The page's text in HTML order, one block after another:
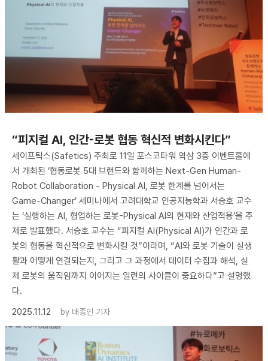
“피지컬 AI, 인간-로봇 협동 혁신적 변화시킨다”
세이프틱스(Safetics) 주최로 11일 포스코타워 역삼 3층 이벤트홀에
서 개최된 ‘협동로봇 5대 브랜드와 함께하는 Next-Gen Human-
Robot Collaboration - Physical AI, 로봇 한계를 넘어서는
Game-Changer’ 세미나에서 고려대학교 인공지능학과 서승호 교수
는 ‘실행하는 AI, 협업하는 로봇-Physical AI의 현재와 산업적용’을 주
제로 발표했다. 서승호 교수는 “피지컬 AI(Physical AI)가 인간과 로
봇의 협동을 혁신적으로 변화시킬 것”이라며, “AI와 로봇 기술이 실생
활과 어떻게 연결되는지, 그리고 그 과정에서 데이터 수집과 해석, 실
제 로봇의 움직임까지 이어지는 일련의 사이클이 중요하다”고 설명했
다.
2025.11.12
by 배종인 기자